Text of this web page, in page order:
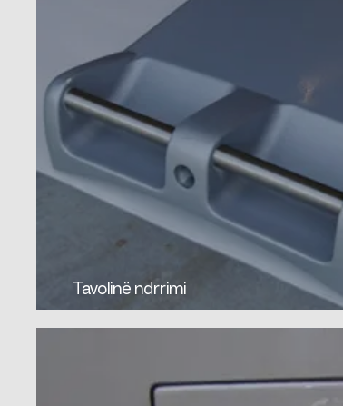
Tavolinë ndrrimi